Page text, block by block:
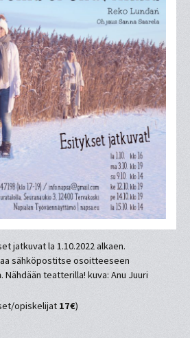
jatkuvat la 1.10.2022 alkaen.
sähköpostitse osoitteeseen
. Nähdään teatterilla! kuva: Anu Juuri
opiskelijat 17€)